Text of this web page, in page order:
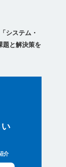
システム・
題と解決策を
介